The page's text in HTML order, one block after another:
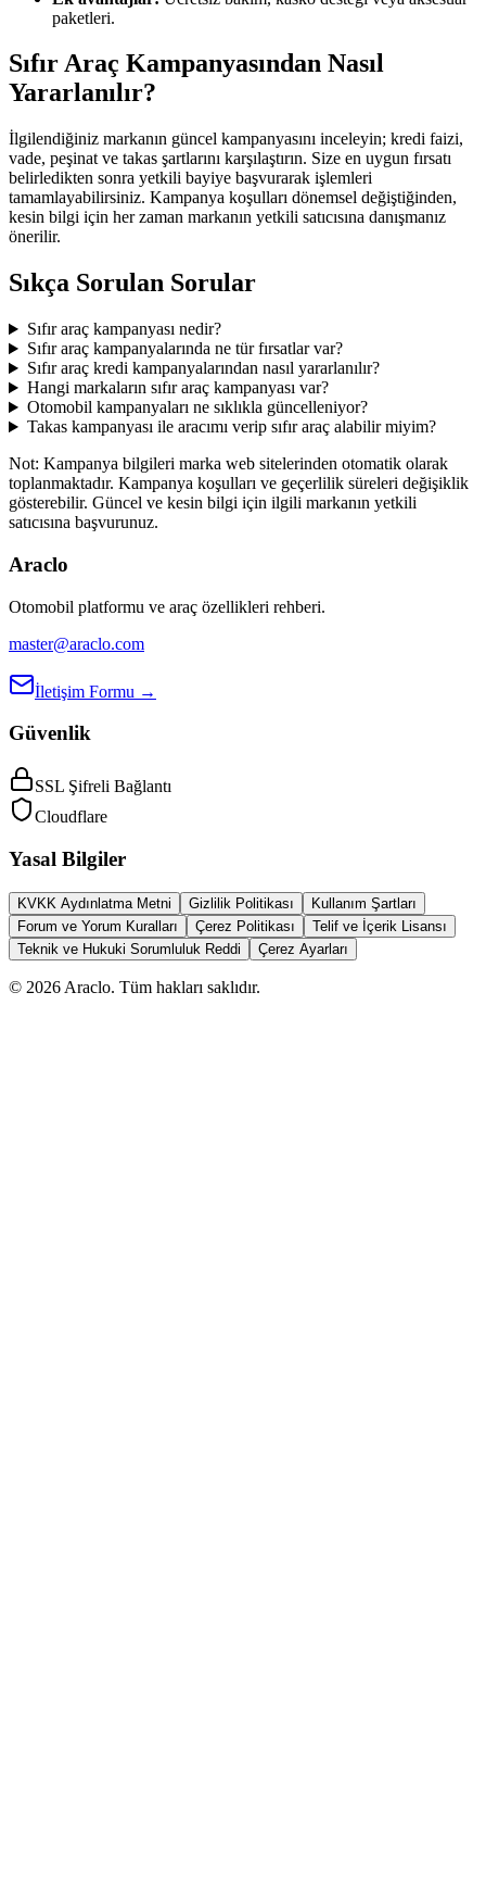
paketleri.
Sıfır Araç Kampanyasından Nasıl
Yararlanılır?
İlgilendiğiniz markanın güncel kampanyasını inceleyin; kredi faizi,
vade, peşinat ve takas şartlarını karşılaştırın. Size en uygun fırsatı
belirledikten sonra yetkili bayiye başvurarak işlemleri
tamamlayabilirsiniz. Kampanya koşulları dönemsel değiştiğinden,
kesin bilgi için her zaman markanın yetkili satıcısına danışmanız
önerilir.
Sıkça Sorulan Sorular
Sıfır araç kampanyası nedir?
Sıfır araç kampanyalarında ne tür fırsatlar var?
Sıfır araç kredi kampanyalarından nasıl yararlanılır?
Hangi markaların sıfır araç kampanyası var?
Otomobil kampanyaları ne sıklıkla güncelleniyor?
Takas kampanyası ile aracımı verip sıfır araç alabilir miyim?
Not: Kampanya bilgileri marka web sitelerinden otomatik olarak
toplanmaktadır. Kampanya koşulları ve geçerlilik süreleri değişiklik
gösterebilir. Güncel ve kesin bilgi için ilgili markanın yetkili
satıcısına başvurunuz.
Araclo
Otomobil platformu ve araç özellikleri rehberi.
master@araclo.com
İletişim Formu →
Güvenlik
SSL Şifreli Bağlantı
Cloudflare
Yasal Bilgiler
KVKK Aydınlatma Metni Gizlilik Politikası
Kullanım Şartları
Forum ve Yorum Kuralları
Çerez Politikası
Telif ve İçerik Lisansı
Teknik ve Hukuki Sorumluluk Reddi
Çerez Ayarları
© 2026 Araclo. Tüm hakları saklıdır.